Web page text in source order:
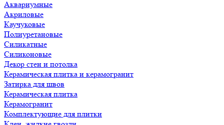
Аквариумные
Акриловые
Каучуковые
Полиуретановые
Силикатные
Силиконовые
Декор стен и потолка
Керамическая плитка и керамогранит
Затирка для швов
Керамическая плитка
Керамогранит
Комплектующие для плитки